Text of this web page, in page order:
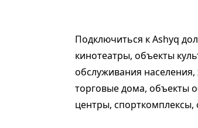
Подключиться к Ashyq
кинотеатры, объекты
обслуживания
торговые дома, объекты
центры,